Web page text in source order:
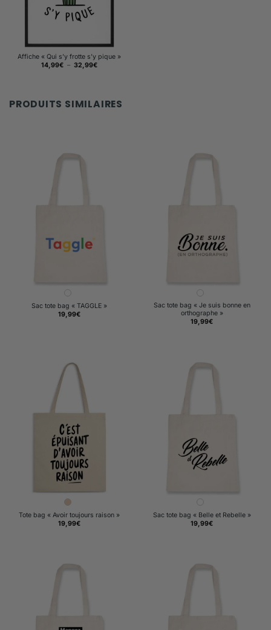
Affiche « Qui s’y frotte s’y pique »
14,99€ – 32,99€Plage
PRODUITS SIMILAIRES
Sac tote bag « TAGGLE »
19,99€
Sac tote bag « Je suis bonne en
orthographe »
19,99€
Tote bag « Avoir toujours raison »
19,99€
Sac tote bag « Belle et Rebelle »
19,99€